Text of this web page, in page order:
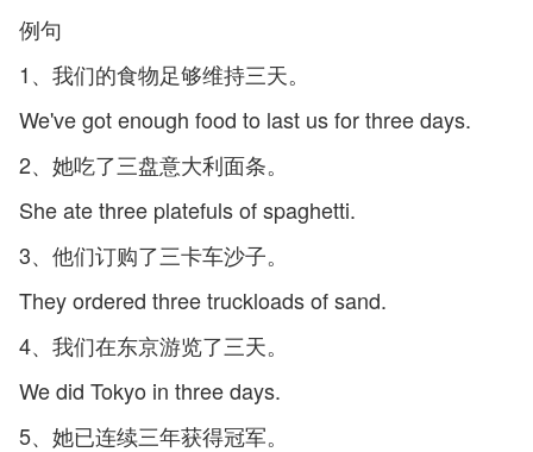
例句
1、我们的食物足够维持三天。
We've got enough food to last us for three days.
2、她吃了三盘意大利面条。
She ate three platefuls of spaghetti.
3、他们订购了三卡车沙子。
They ordered three truckloads of sand.
4、我们在东京游览了三天。
We did Tokyo in three days.
5、她已连续三年获得冠军。